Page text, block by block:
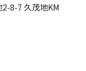
8-7 久茂地KM